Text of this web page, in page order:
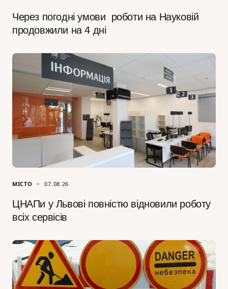
Через погодні умови роботи на Науковій
продовжили на 4 дні
МІСТО 07.08.26
ЦНАПи у Львові повністю відновили роботу
всіх сервісів